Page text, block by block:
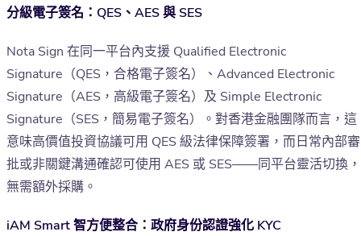
分級電子簽名：QES、AES 與 SES
Nota Sign 在同一平台內支援 Qualified Electronic
Signature（QES，合格電子簽名）、Advanced Electronic
Signature（AES，高級電子簽名）及 Simple Electronic
Signature（SES，簡易電子簽名）。對香港金融團隊而言，這
意味高價值投資協議可用 QES 級法律保障簽署，而日常內部審
批或非關鍵溝通確認可使用 AES 或 SES——同平台靈活切換，
無需額外採購。
iAM Smart 智方便整合：政府身份認證強化 KYC